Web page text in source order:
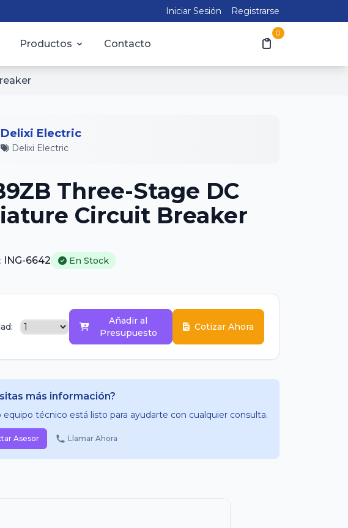
Iniciar Sesión Registrarse
Productos Contacto
0
Delixi Electric
Delixi Electric
Three-Stage DC
Circuit Breaker
ING-6642 En Stock
Añadir al
Presupuesto
Cotizar Ahora
más información?
equipo técnico está listo para ayudarte con cualquier consulta.
Asesor Llamar Ahora